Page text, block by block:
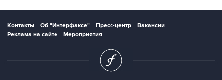
Контакты Об "Интерфаксе" Пресс-центр
Вакансии
Реклама на сайте
Мероприятия